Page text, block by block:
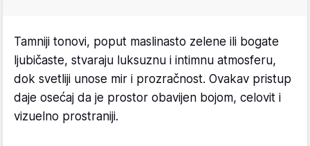
Tamniji tonovi, poput maslinasto zelene ili bogate
ljubičaste, stvaraju luksuznu i intimnu atmosferu,
dok svetliji unose mir i prozračnost. Ovakav pristup
daje osećaj da je prostor obavijen bojom, celovit i
vizuelno prostraniji.